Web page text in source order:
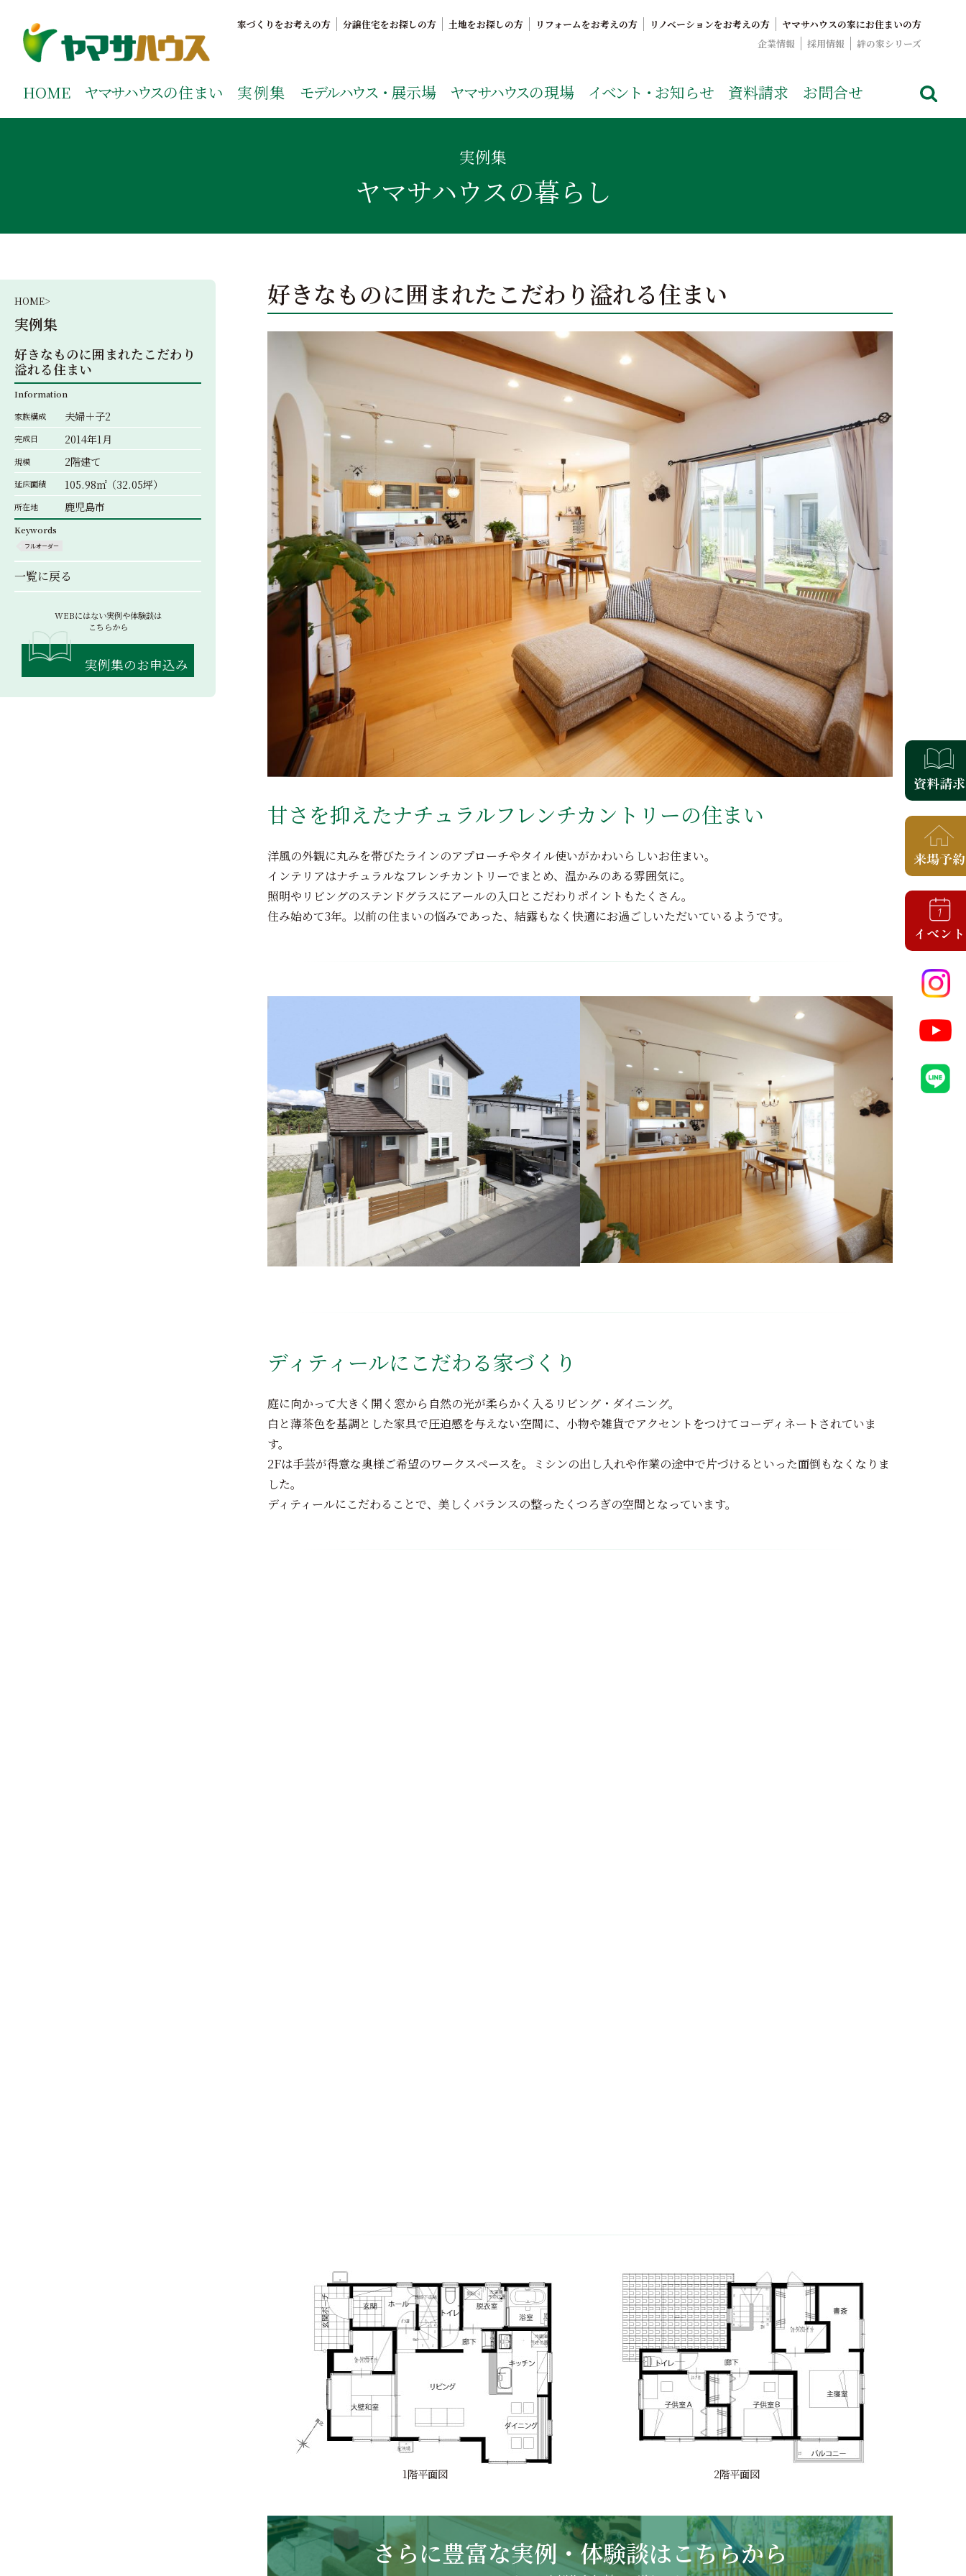
ご覧ください。
家づくりをお考えの方 分譲住宅をお探しの方 土地をお探しの方 リフォームをお考えの方 リノベーションをお考えの方
ヤマサハウスの家にお住まいの方
企業情報
採用情報 絆の家シリーズ
HOME ヤマサハウスの住まい 実例集 モデルハウス・ 展示場 ヤマサハウスの現場 イベント・ お知らせ 資料請求 お問合せ
実例集
ヤマサハウスの暮らし
好きなものに囲まれたこだわり溢れる住まい
甘さを抑えたナチュラルフレンチカントリーの住まい
洋風の外観に丸みを帯びたラインのアプローチやタイル使いがかわいらしいお住まい。
インテリアはナチュラルなフレンチカントリーでまとめ、温かみのある雰囲気に。
照明やリビングのステンドグラスにアールの入口とこだわりポイントもたくさん。
住み始めて3年。以前の住まいの悩みであった、結露もなく快適にお過ごしいただいているようです。
ディティールにこだわる家づくり
庭に向かって大きく開く窓から自然の光が柔らかく入るリビング・ダイニング。
白と薄茶色を基調とした家具で圧迫感を与えない空間に、小物や雑貨でアクセントをつけてコーディネートされていま
す。
2Fは手芸が得意な奥様ご希望のワークスペースを。ミシンの出し入れや作業の途中で片づけるといった面倒もなくなりま
した。
ディティールにこだわることで、美しくバランスの整ったくつろぎの空間となっています。
1階平面図 2階平面図
さらに豊富な実例・体験談はこちらから
HOME>
実例集
好きなものに囲まれたこだわり
溢れる住まい
Information
家族構成
夫婦＋子2
完成日 2014年1月
規模 2階建て
延床面積 105.98㎡（32.05坪）
所在地 鹿児島市
Keywords
フルオーダー
一覧に戻る
WEBにはない実例や体験談は
こちらから
実例集のお申込み